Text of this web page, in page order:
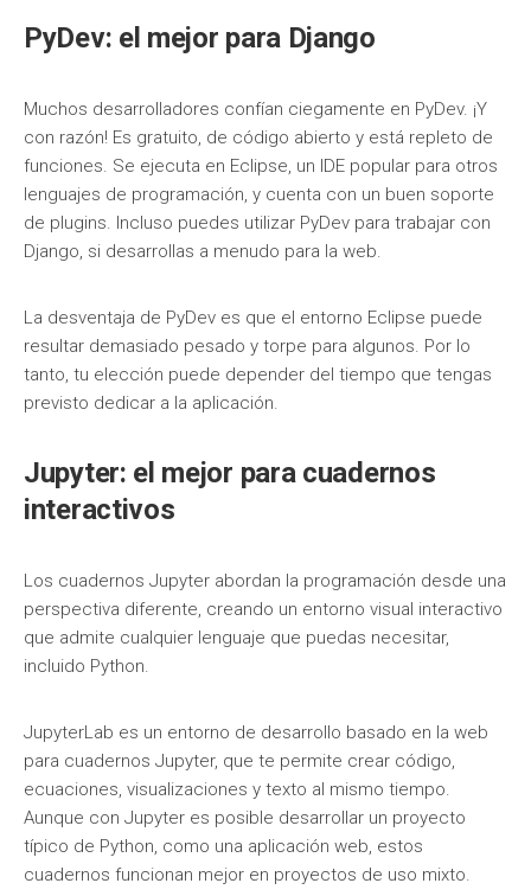
PyDev: el mejor para Django
Muchos desarrolladores confían ciegamente en PyDev. ¡Y
con razón! Es gratuito, de código abierto y está repleto de
funciones. Se ejecuta en Eclipse, un IDE popular para otros
lenguajes de programación, y cuenta con un buen soporte
de plugins. Incluso puedes utilizar PyDev para trabajar con
Django, si desarrollas a menudo para la web.
La desventaja de PyDev es que el entorno Eclipse puede
resultar demasiado pesado y torpe para algunos. Por lo
tanto, tu elección puede depender del tiempo que tengas
previsto dedicar a la aplicación.
Jupyter: el mejor para cuadernos
interactivos
Los cuadernos Jupyter abordan la programación desde una
perspectiva diferente, creando un entorno visual interactivo
que admite cualquier lenguaje que puedas necesitar,
incluido Python.
JupyterLab es un entorno de desarrollo basado en la web
para cuadernos Jupyter, que te permite crear código,
ecuaciones, visualizaciones y texto al mismo tiempo.
Aunque con Jupyter es posible desarrollar un proyecto
típico de Python, como una aplicación web, estos
cuadernos funcionan mejor en proyectos de uso mixto.